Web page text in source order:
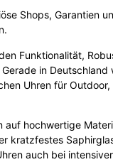
Shops, Garantien
Funktionalität,
in Deutschland
Uhren für Outdoor,
auf hochwertige
kratzfestes
auch bei